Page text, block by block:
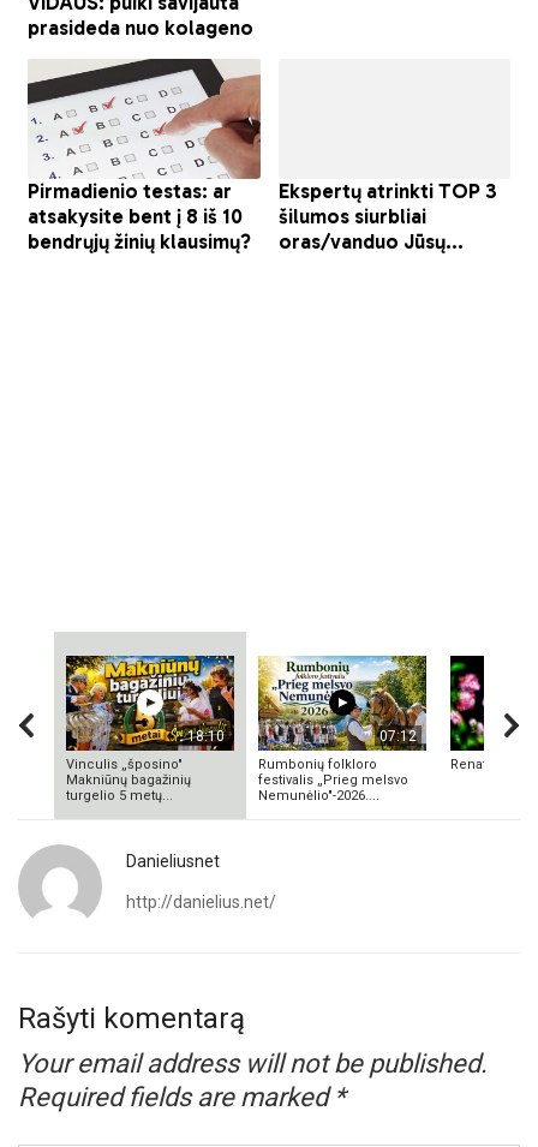
18:10
Vinculis „šposino"
Makniūnų bagažinių
turgelio 5 metų...
07:12
Rumbonių folkloro
festivalis „Prieg melsvo
Nemunėlio"-2026....
Renata
Danieliusnet
http://danielius.net/
Rašyti komentarą
Your email address will not be published.
Required fields are marked *